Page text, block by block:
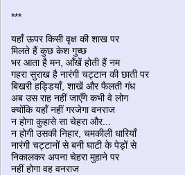
***
यहाँ ऊपर किसी वृक्ष की शाख पर
मिलते हैं कुछ केश गुच्छ
भर आता है मन, आँखें होती हैं नम
गहरा सुराख है नारंगी चट्टान की छाती पर
बिखरी हड्डियाँ, शाखें और फैलती गंध
अब उस राह नहीं जाएँगे कभी वे लोग
क्योंकि यहाँ नहीं गरजेगा वनराज
न होगा कुहासे सा चेहरा और...
न होगी उसकी निहार, चमकीली धारियाँ
नारंगी चट्टानों से बनी घाटी के पेड़ों से
निकालकर अपना चेहरा मुहाने पर
नहीं होगा वह वनराज